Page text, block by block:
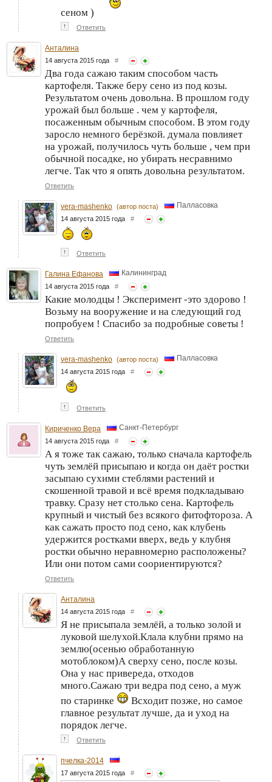
сеном )
↑ Ответить
Анталина
14 августа 2015 года #
Два года сажаю таким способом часть
картофеля. Также беру сено из под козы.
Результатом очень довольна. В прошлом году
урожай был больше . чем у картофеля,
посаженным обычным способом. В этом году
заросло немного берёзкой. думала повлияет
на урожай, получилось чуть больше , чем при
обычной посадке, но убирать несравнимо
легче. Так что я опять довольна результатом.
Ответить
vera-mashenko (автор поста) Палласовка
14 августа 2015 года #
↑ Ответить
Галина Ефанова Калининград
14 августа 2015 года #
Какие молодцы ! Эксперимент -это здорово !
Возьму на вооружение и на следующий год
попробуем ! Спасибо за подробные советы !
Ответить
vera-mashenko (автор поста) Палласовка
14 августа 2015 года #
↑ Ответить
Кириченко Вера Санкт-Петербург
14 августа 2015 года #
А я тоже так сажаю, только сначала картофель
чуть землёй присыпаю и когда он даёт ростки
засыпаю сухими стеблями растений и
скошенной травой и всё время подкладываю
травку. Сразу нет столько сена. Картофель
крупный и чистый без всякого фитофтороза. А
как сажать просто под сено, как клубень
удержится ростками вверх, ведь у клубня
ростки обычно неравномерно расположены?
Или они потом сами соориентируются?
Ответить
Анталина
14 августа 2015 года #
Я не присыпала землёй, а только золой и
луковой шелухой.Клала клубни прямо на
землю(осенью обработанную
мотоблоком)А сверху сено, после козы.
Она у нас привереда, отходов
много.Сажаю три ведра под сено, а муж
по старинке
Всходит позже, но самое
главное результат лучше, да и уход на
порядок легче.
↑ Ответить
пчелка-2014
17 августа 2015 года #